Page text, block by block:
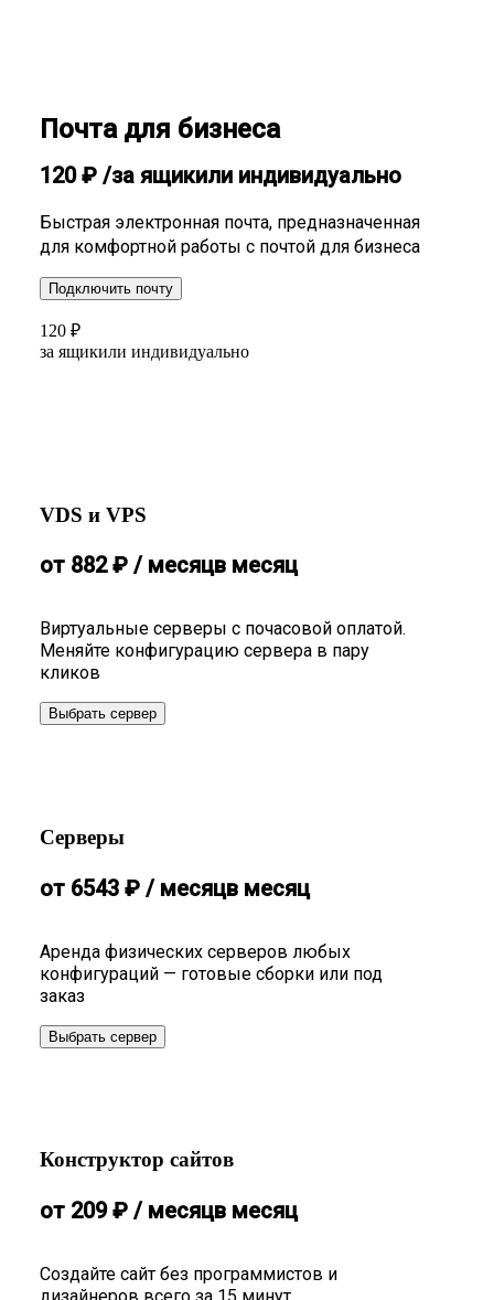
Почта для бизнеса
120₽ /за ящикили индивидуально
Быстрая электронная почта, предназначенная
для комфортной работы с почтой для бизнеса
Подключить почту
120 ₽
за ящикили индивидуально
VDS и VPS
Виртуальные серверы с почасовой оплатой.
Меняйте конфигурацию сервера в пару
кликов
от 882₽ / месяцв месяц
Выбрать сервер
Серверы
Аренда физических серверов любых
конфигураций — готовые сборки или под
заказ
от 6543 ₽ / месяцв месяц
Выбрать сервер
Конструктор сайтов
Создайте сайт без программистов и
от 209₽ / месяцв месяц